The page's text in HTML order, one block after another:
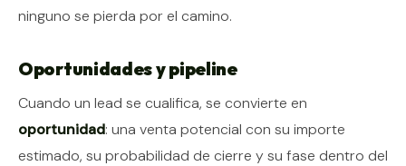
ninguno se pierda por el camino.
Oportunidades y pipeline
Cuando un lead se cualifica, se convierte en
oportunidad: una venta potencial con su importe
estimado, su probabilidad de cierre y su fase dentro del